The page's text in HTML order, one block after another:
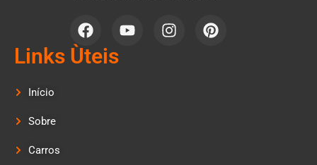
Links Ùteis
Início
Sobre
Carros